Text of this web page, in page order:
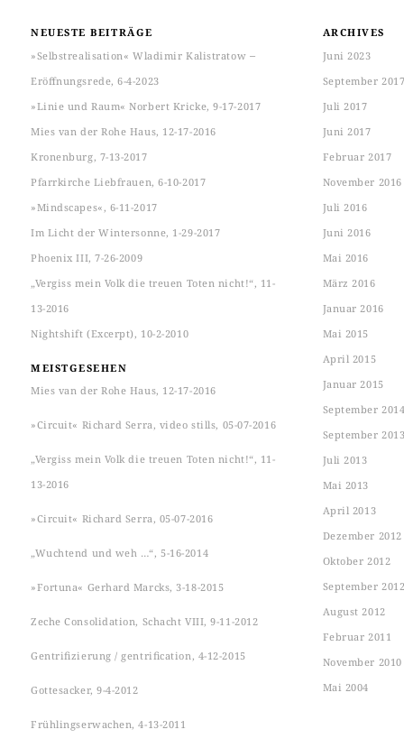
NEUESTE BEITRÄGE
»Selbstrealisation« Wladimir Kalistratow ‒
Eröffnungsrede, 6-4-2023
»Linie und Raum« Norbert Kricke, 9-17-2017
Mies van der Rohe Haus, 12-17-2016
Kronenburg, 7-13-2017
Pfarrkirche Liebfrauen, 6-10-2017
»Mindscapes«, 6-11-2017
Im Licht der Wintersonne, 1-29-2017
Phoenix III, 7-26-2009
„Vergiss mein Volk die treuen Toten nicht!“, 11-
13-2016
Nightshift (Excerpt), 10-2-2010
MEISTGESEHEN
Mies van der Rohe Haus, 12-17-2016
»Circuit« Richard Serra, video stills, 05-07-2016
„Vergiss mein Volk die treuen Toten nicht!“, 11-
13-2016
»Circuit« Richard Serra, 05-07-2016
„Wuchtend und weh …“, 5-16-2014
»Fortuna« Gerhard Marcks, 3-18-2015
Zeche Consolidation, Schacht VIII, 9-11-2012
Gentrifizierung / gentrification, 4-12-2015
Gottesacker, 9-4-2012
Frühlingserwachen, 4-13-2011
ARCHIVES
Juni 2023
September
Juli 2017
Juni 2017
Februar 2017
November 2016
Juli 2016
Juni 2016
Mai 2016
März 2016
Januar 2016
Mai 2015
April 2015
Januar 2015
September
September
Juli 2013
Mai 2013
April 2013
Dezember 2012
Oktober 2012
September
August 2012
Februar 2011
November 2010
Mai 2004